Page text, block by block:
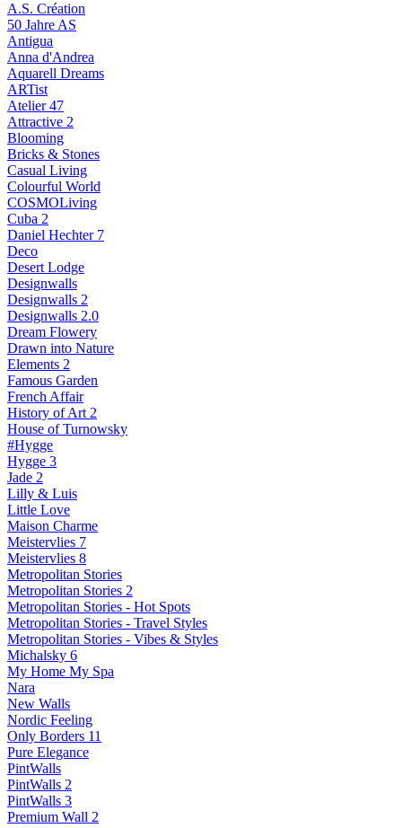
A.S. Création
50 Jahre AS
Antigua
Anna d'Andrea
Aquarell Dreams
ARTist
Atelier 47
Attractive 2
Blooming
Bricks & Stones
Casual Living
Colourful World
COSMOLiving
Cuba 2
Daniel Hechter 7
Deco
Desert Lodge
Designwalls
Designwalls 2
Designwalls 2.0
Dream Flowery
Drawn into Nature
Elements 2
Famous Garden
French Affair
History of Art 2
House of Turnowsky
#Hygge
Hygge 3
Jade 2
Lilly & Luis
Little Love
Maison Charme
Meistervlies 7
Meistervlies 8
Metropolitan Stories
Metropolitan Stories 2
Metropolitan Stories - Hot Spots
Metropolitan Stories - Travel Styles
Metropolitan Stories - Vibes & Styles
Michalsky 6
My Home My Spa
Nara
New Walls
Nordic Feeling
Only Borders 11
Pure Elegance
PintWalls
PintWalls 2
PintWalls 3
Premium Wall 2